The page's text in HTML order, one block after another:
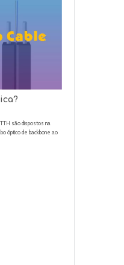
são dispostos na
óptico de backbone ao